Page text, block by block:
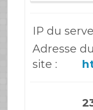
IP du
Adresse du
site :